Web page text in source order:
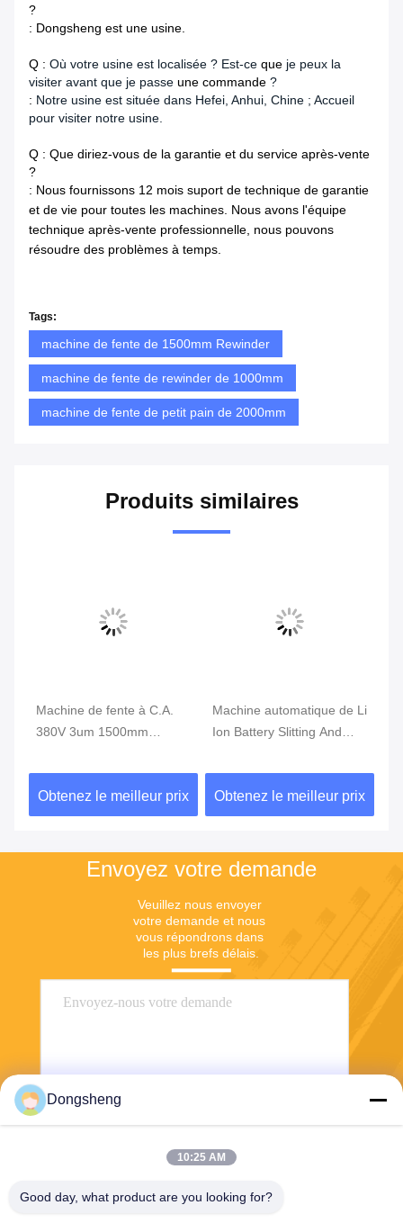
?
: Dongsheng est une usine.
Q : Où votre usine est localisée ? Est-ce que je peux la
visiter avant que je passe une commande ?
: Notre usine est située dans Hefei, Anhui, Chine ; Accueil
pour visiter notre usine.
Q : Que diriez-vous de la garantie et du service après-vente
?
: Nous fournissons 12 mois suport de technique de garantie
et de vie pour toutes les machines. Nous avons l'équipe
technique après-vente professionnelle, nous pouvons
résoudre des problèmes à temps.
Tags:
machine de fente de 1500mm Rewinder
machine de fente de rewinder de 1000mm
machine de fente de petit pain de 2000mm
Produits similaires
Machine de fente à C.A.
380V 3um 1500mm
fente à grande vitesse
Obtenez le meilleur prix
Machine automatique de Li
Ion Battery Slitting And
Obtenez le meilleur prix
Envoyez votre demande
Veuillez nous envoyer
votre demande et nous
vous répondrons dans
les plus brefs délais.
Dongsheng
10:25 AM
Good day, what product are you looking for?